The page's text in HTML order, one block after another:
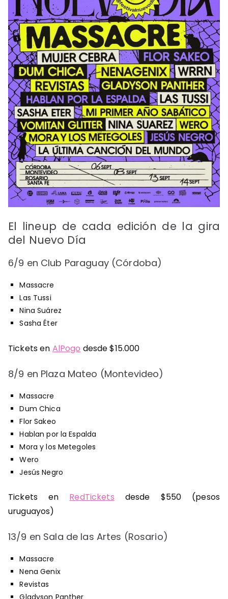
El lineup de cada edición de la gira
del Nuevo Día
6/9 en Club Paraguay (Córdoba)
Massacre
Las Tussi
Nina Suárez
Sasha Éter
Tickets en AlPogo desde $15.000
8/9 en Plaza Mateo (Montevideo)
Massacre
Dum Chica
Flor Sakeo
Hablan por la Espalda
Mora y los Metegoles
Wero
Jesús Negro
Tickets en RedTickets desde $550 (pesos
uruguayos)
13/9 en Sala de las Artes (Rosario)
Massacre
Nena Genix
Revistas